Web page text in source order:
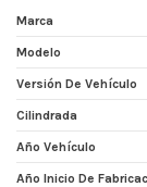
Marca
Modelo
Versión De Vehículo
Cilindrada
Año Vehículo
Año Inicio De